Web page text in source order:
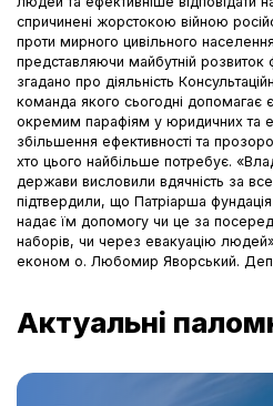
спричинені жорстокою війною
проти мирного цивільного
представляючи майбутній
згадано про діяльність
команда якого сьогодні допомагає
окремим парафіям у юридичних та
збільшення ефективності та
хто цього найбільше потребує.
держави висловили вдячність за
підтвердили, що Патріарша
надає їм допомогу чи це за
наборів, чи через евакуацію
економ о. Любомир Яворський.
Актуальні